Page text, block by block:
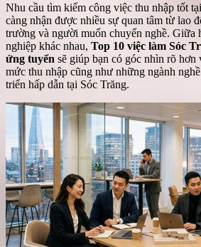
Nhu cầu tìm kiếm công việc thu nhập tốt
càng nhận được nhiều sự quan tâm từ lao
trường và người muốn chuyển nghề. Giữa
nghiệp khác nhau, Top 10 việc làm Sóc
ứng tuyển sẽ giúp bạn có góc nhìn rõ
mức thu nhập cũng như những ngành
triển hấp dẫn tại Sóc Trăng.